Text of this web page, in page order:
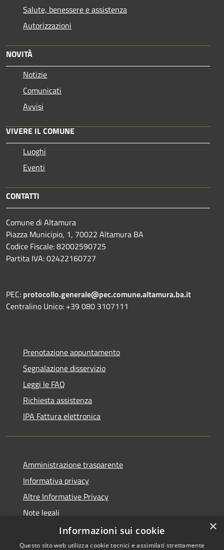
Salute, benessere e assistenza
Autorizzazioni
NOVITÀ
Notizie
Comunicati
Avvisi
VIVERE IL COMUNE
Luoghi
Eventi
CONTATTI
Comune di Altamura
Piazza Municipio, 1, 70022 Altamura BA
Codice Fiscale: 82002590725
Partita IVA: 02422160727
PEC: protocollo.generale@pec.comune.altamura.ba.it
Centralino Unico: +39 080 3107111
Prenotazione appuntamento
Segnalazione disservizio
Leggi le FAQ
Richiesta assistenza
IPA Fattura elettronica
Amministrazione trasparente
Informativa privacy
Altre Informative Privacy
Note legali
Dichiarazione di accessibilità
×
Informazioni sui cookie
Questo sito web utilizza cookie tecnici e assimilati strettamente